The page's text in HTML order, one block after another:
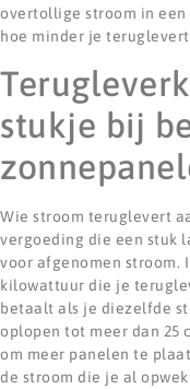
overtollige stroom in
hoe minder je
stukje bij
Wie stroom teruglevert
vergoeding die een stuk
voor afgenomen stroom.
kilowattuur die je
betaalt als je diezelfde
oplopen tot meer dan 25
om meer panelen te
de stroom die je al